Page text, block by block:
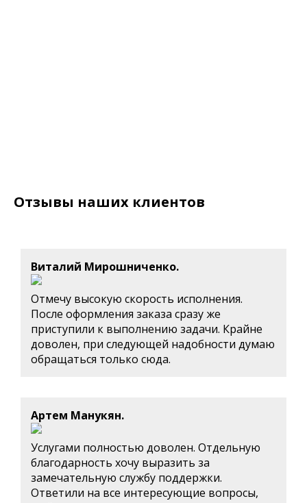
Отзывы наших клиентов
Виталий Мирошниченко.
Отмечу высокую скорость исполнения.
После оформления заказа сразу же
приступили к выполнению задачи. Крайне
доволен, при следующей надобности думаю
обращаться только сюда.
Артем Манукян.
Услугами полностью доволен. Отдельную
благодарность хочу выразить за
замечательную службу поддержки.
Ответили на все интересующие вопросы,